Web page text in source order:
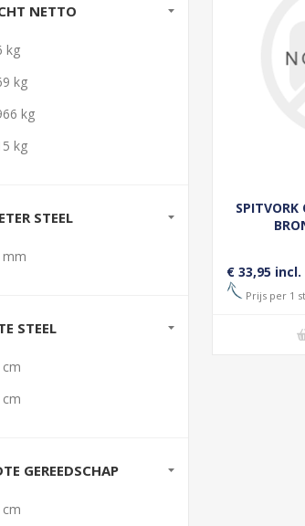
SPITVORK
€ 33,95 incl.
Prijs per 1
NETTO
kg
kg
kg
kg
STEEL
mm
STEEL
cm
cm
GEREEDSCHAP
cm